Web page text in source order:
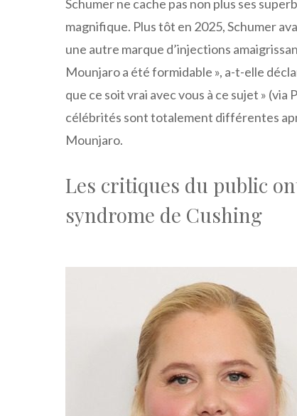
Schumer ne cache pas non plus ses
magnifique. Plus tôt en 2025, Schumer
une autre marque d’injections
Mounjaro a été formidable », a-t-elle
que ce soit vrai avec vous à ce sujet »
célébrités sont totalement différentes
Mounjaro.
Les critiques du public
syndrome de Cushing